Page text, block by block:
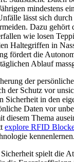
mindestens
lässt sich
Dazu gehört
wie losen
Haltegriffen in
fördert die
Ablauf
der
der Schutz vor
Sicherheit in den
Daten vor
diesem Thema
explore RFID
kennenlernen.
spielt die